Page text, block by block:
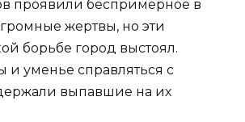
проявили беспримерное в
жертвы, но эти
борьбе город выстоял.
уменье справляться с
выпавшие на их